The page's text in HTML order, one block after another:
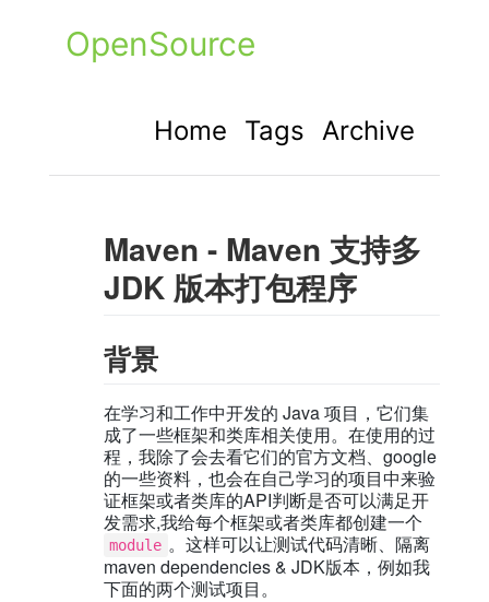
OpenSource
Home Tags Archive
Maven - Maven 支持多
JDK 版本打包程序
背景
在学习和工作中开发的 Java 项目，它们集
成了一些框架和类库相关使用。在使用的过
程，我除了会去看它们的官方文档、google
的一些资料，也会在自己学习的项目中来验
证框架或者类库的API判断是否可以满足开
发需求,我给每个框架或者类库都创建一个
module 。这样可以让测试代码清晰、隔离
maven dependencies & JDK版本，例如我
下面的两个测试项目。